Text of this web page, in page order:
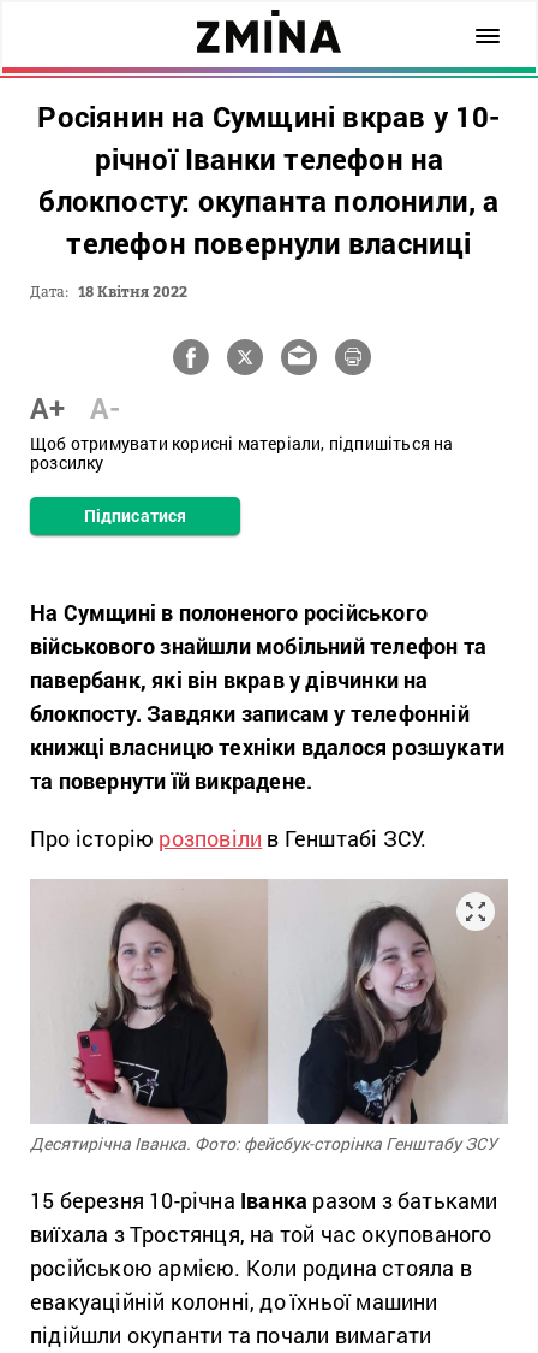
Росіянин на Сумщині вкрав у 10-
річної Іванки телефон на
блокпосту: окупанта полонили, а
телефон повернули власниці
Дата: 18 Квітня 2022
A+ A-
Щоб отримувати корисні матеріали, підпишіться на
розсилку
Підписатися
На Сумщині в полоненого російського
військового знайшли мобільний телефон та
павербанк, які він вкрав у дівчинки на
блокпосту. Завдяки записам у телефонній
книжці власницю техніки вдалося розшукати
та повернути їй викрадене.
Про історію розповіли в Генштабі ЗСУ.
Десятирічна Іванка. Фото: фейсбук-сторінка Генштабу ЗСУ
15 березня 10-річна Іванка разом з батьками
виїхала з Тростянця, на той час окупованого
російською армією. Коли родина стояла в
евакуаційній колонні, до їхньої машини
підійшли окупанти та почали вимагати